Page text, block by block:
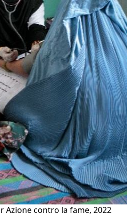
Azione contro la fame, 2022